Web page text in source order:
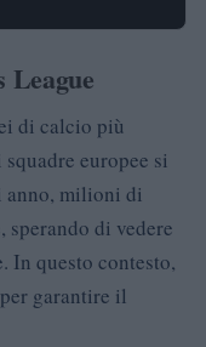
League
di calcio più
europee si
anno, milioni di
sperando di vedere
In questo contesto,
garantire il